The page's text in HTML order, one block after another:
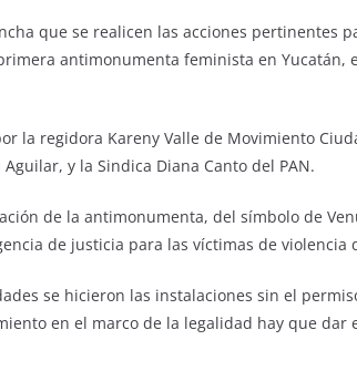
que se realicen las acciones pertinentes
antimonumenta feminista en Yucatán,
la regidora Kareny Valle de Movimiento
y la Sindica Diana Canto del PAN.
de la antimonumenta, del símbolo de
de justicia para las víctimas de violencia
se hicieron las instalaciones sin el
en el marco de la legalidad hay que dar